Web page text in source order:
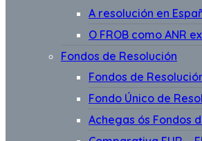
A resolución en
O FROB como ANR
Fondos de Resolución
Fondos de
Fondo Único de
Achegas ós Fondos